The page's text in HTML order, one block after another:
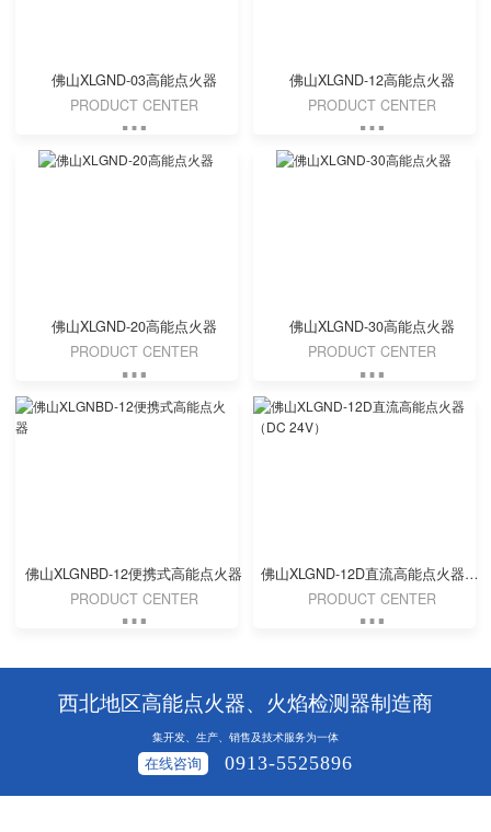
佛山XLGND-03高能点火器
PRODUCT CENTER
佛山XLGND-12高能点火器
PRODUCT CENTER
佛山XLGND-20高能点火器
PRODUCT CENTER
佛山XLGND-30高能点火器
PRODUCT CENTER
佛山XLGNBD-12便携式高能点火器
PRODUCT CENTER
佛山XLGND-12D直流高能点火器（DC 24V）
PRODUCT CENTER
西北地区高能点火器、火焰检测器制造商
集开发、生产、销售及技术服务为一体
在线咨询 0913-5525896